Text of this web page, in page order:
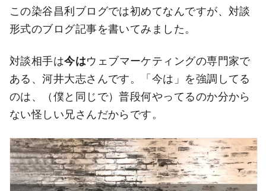
この染谷昌利ブログでは初めてなんですが、対談
形式のブログ記事を書いてみました。
対談相手は今はウェブマーケティングの専門家で
ある、河井大志さんです。「今は」を強調してる
のは、（僕と同じで）普段何やってるのか分から
ない怪しい兄さんだからです。